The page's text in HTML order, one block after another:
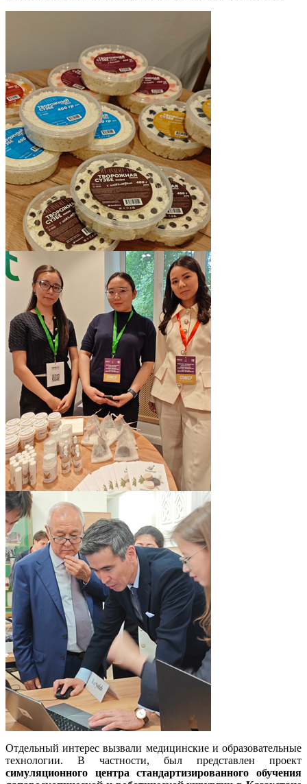
Отдельный интерес вызвали медицинские и образовательные
технологии. В частности, был представлен проект
симуляционного центра стандартизированного обучения